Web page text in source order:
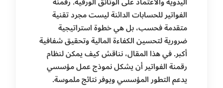
الفواتير للحسابات الدائنة ليست مجرد تقنية
متقدمة فحسب، بل هي خطوة استراتيجية
ضرورية لتحسين الكفاءة المالية وتحقيق شفافية
أكبر. في هذا المقال، نناقش كيف يمكن لنظام
رقمنة الفواتير أن يشكل نموذج عمل مؤسسي
يدعم التطور المؤسسي ويوفر نتائج ملموسة.